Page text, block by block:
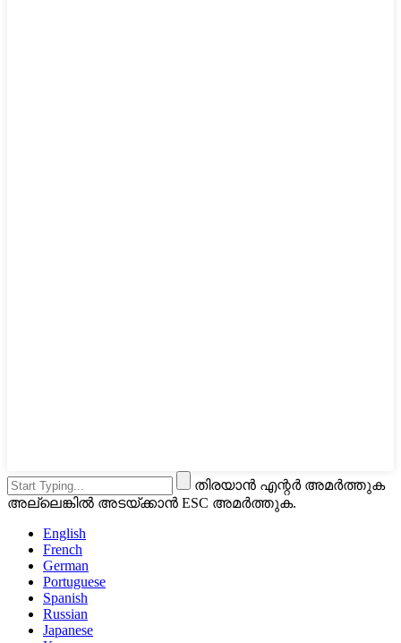
തിരയാൻ എന്റർ അമർത്തുക
അല്ലെങ്കിൽ അടയ്ക്കാൻ ESC അമർത്തുക.
English
French
German
Portuguese
Spanish
Russian
Japanese